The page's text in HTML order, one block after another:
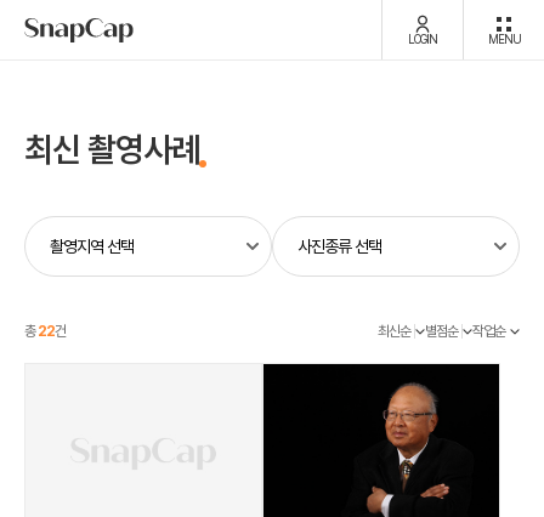
LOGIN MENU
최신 촬영사례
총22건 최신순 별점순 작업순